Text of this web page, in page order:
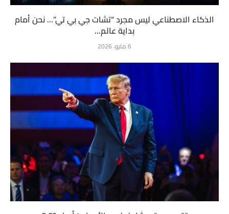
الذكاء الاصطناعي ليس مجرد “تشات جي بي تي”… نحن أمام
بداية عالم...
6 مايو، 2026